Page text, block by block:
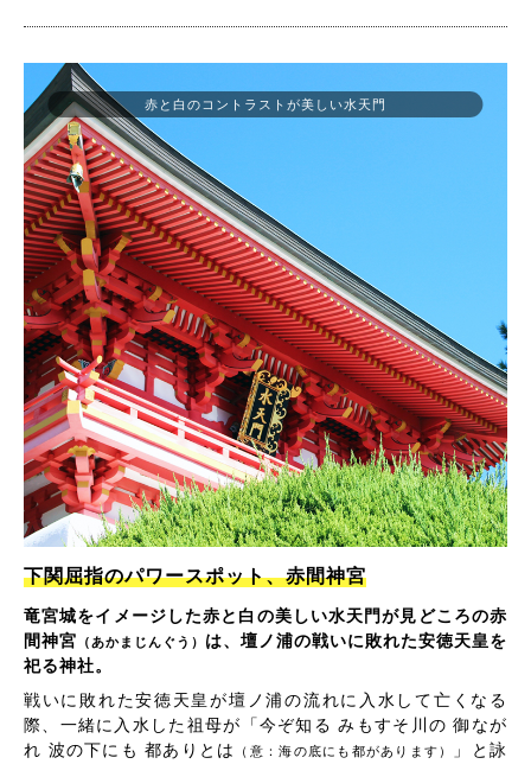
下関屈指のパワースポット、赤間神宮
竜宮城をイメージした赤と白の美しい水天門が見どころの赤
間神宮 （あかまじんぐう） は、壇ノ浦の戦いに敗れた安徳天皇を
祀る神社。
戦いに敗れた安徳天皇が壇ノ浦の流れに入水して亡くなる
際、一緒に入水した祖母が「今ぞ知る みもすそ川の 御なが
れ 波の下にも 都ありとは
（意：海の底にも都があります）
」と詠
赤と白のコントラストが美しい水天門